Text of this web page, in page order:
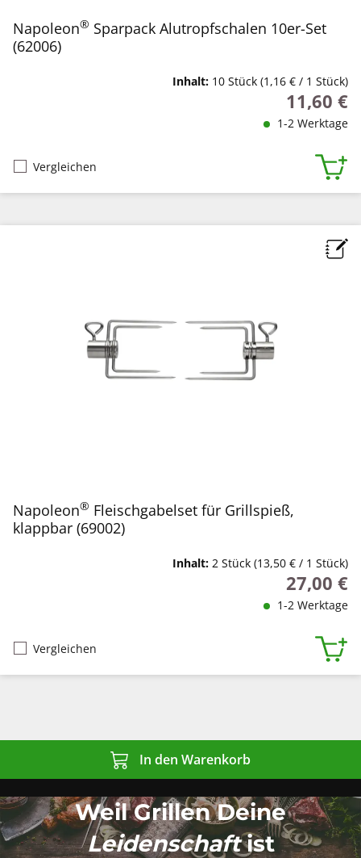
Napoleon® Sparpack Alutropfschalen 10er-Set
(62006)
Inhalt: 10 Stück (1,16 € / 1 Stück)
Regulärer
11,60 €
1-2 Werktage
Vergleichen
Napoleon® Fleischgabelset für Grillspieß,
klappbar (69002)
Inhalt: 2 Stück (13,50 € / 1 Stück)
Regulärer
27,00 €
1-2 Werktage
Vergleichen
In den Warenkorb
Weil Grillen Deine
Leidenschaftist